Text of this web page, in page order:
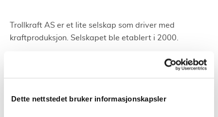
Dette nettstedet bruker informasjonskapsler
Trollkraft AS er et lite selskap som driver med
kraftproduksjon. Selskapet ble etablert i 2000.
Besøksadresse:3895 Edland